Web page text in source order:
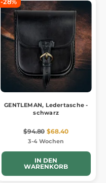
-28%
GENTLEMAN, Ledertasche -
schwarz
$94.80 $68.40
3-4 Wochen
IN DEN
WARENKORB